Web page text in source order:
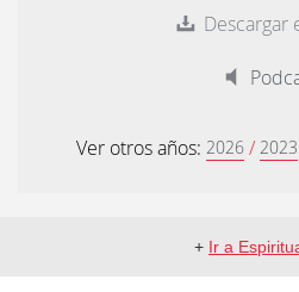
Descargar
Ver otros años: 2026 / 2023
+ Ir a